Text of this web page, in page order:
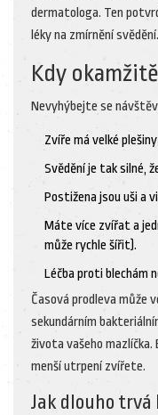
dermatologa. Ten
léky na zmírnění svědění.
Kdy
Nevyhýbejte se
Zvíře má velké
Svědění je tak silné,
Postižena jsou uši a
Máte více zvířat a
může rychle šířit).
Léčba proti blechám
Časová prodleva může
sekundárním
života vašeho mazlíčka.
menší utrpení zvířete.
Jak dlouho trvá